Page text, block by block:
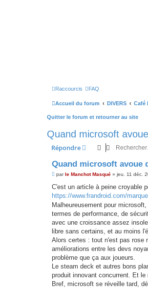
Raccourcis FAQ
Accueil du forum DIVERS Café
Quitter le forum et retourner au site
Quand microsoft
Répondre
Quand microsoft avoue
M
s
a
g
e
parle Manchot Masqué » jeu. 11 déc.
C'est un article à peine croyable
https://www.frandroid.com/
Malheureusement pour
termes de performance, de
avec une croissance assez
libre sans certains, et au moins
Alors certes : tout n'est pas rose
améliorations entre les devs
problème que ça aux joueurs.
Le steam deck et autres bons
produit innovant concurrent. Et
Bref, microsoft se réveille tard,